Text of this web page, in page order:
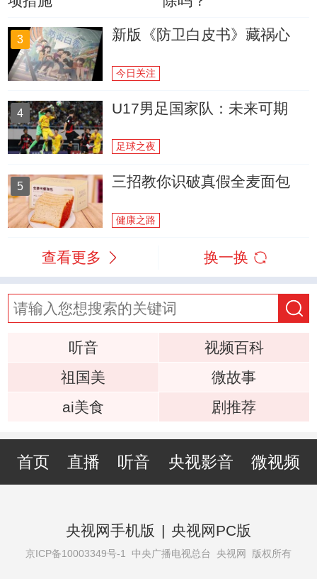
3 新版《防卫白皮书》藏祸心
今日关注
4 U17男足国家队：未来可期
足球之夜
5 三招教你识破真假全麦面包
健康之路
查看更多 换一换
听音
视频百科
祖国美
微故事
ai美食
剧推荐
首页 直播 听音 央视影音 微视频
央视网手机版 | 央视网PC版
京ICP备10003349号-1 中央广播电视总台 央视网 版权所有